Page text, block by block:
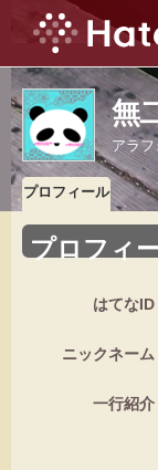
無
アラ
プロフィール
プロフィ
はてなID
ニックネーム
一行紹介